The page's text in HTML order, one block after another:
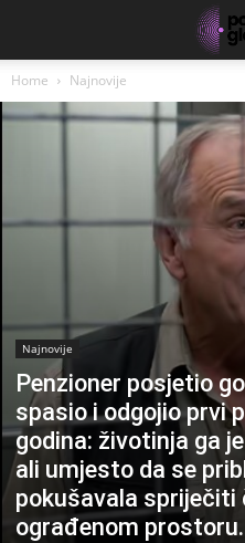
Home Najnovije
Najnovije
Penzioner posjetio
spasio i odgojio prvi
godina: životinja ga
ali umjesto da se
pokušavala spriječiti
ograđenom prostoru.